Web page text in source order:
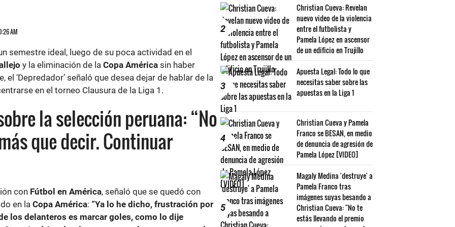
AM
semestre ideal, luego de su poca actividad en el
y la eliminación de la Copa América sin haber
el ‘Depredador’ señaló que desea dejar de hablar de la
en el torneo Clausura de la Liga 1.
la selección peruana: “No
que decir. Continuar
con Fútbol en América, señaló que se quedó con
en la Copa América: “Ya lo he dicho, frustración por
los delanteros es marcar goles, como lo dije
2
Christian Cueva: Revelan
nuevo video de la violencia
entre el futbolista y
Pamela López en ascensor
de un edificio en Trujillo
3
Apuesta Legal: Todo lo que
necesitas saber sobre las
apuestas en la Liga 1
4
Christian Cueva y Pamela
Franco se BESAN, en medio
de denuncia de agresión de
Pamela López [VIDEO]
5
Magaly Medina 'destruye' a
Pamela Franco tras
imágenes suyas besando a
Christian Cueva: "No te
estás llevando el premio